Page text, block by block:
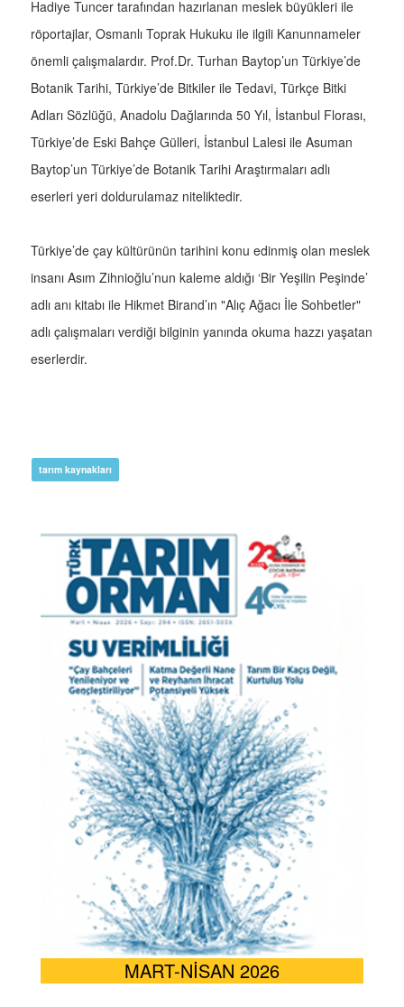
Hadiye Tuncer tarafından hazırlanan meslek büyükleri ile
röportajlar, Osmanlı Toprak Hukuku ile ilgili Kanunnameler
önemli çalışmalardır. Prof.Dr. Turhan Baytop’un Türkiye’de
Botanik Tarihi, Türkiye’de Bitkiler ile Tedavi, Türkçe Bitki
Adları Sözlüğü, Anadolu Dağlarında 50 Yıl, İstanbul Florası,
Türkiye’de Eski Bahçe Gülleri, İstanbul Lalesi ile Asuman
Baytop’un Türkiye’de Botanik Tarihi Araştırmaları adlı
eserleri yeri doldurulamaz niteliktedir.
Türkiye’de çay kültürünün tarihini konu edinmiş olan meslek
insanı Asım Zihnioğlu’nun kaleme aldığı ‘Bir Yeşilin Peşinde’
adlı anı kitabı ile Hikmet Birand’ın "Alıç Ağacı İle Sohbetler"
adlı çalışmaları verdiği bilginin yanında okuma hazzı yaşatan
eserlerdir.
tarım kaynakları
MART-NİSAN 2026